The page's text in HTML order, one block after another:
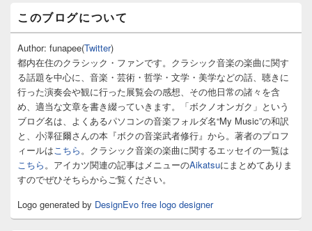
ン
サ
イ
バ
ー
ウ
ィ
ト
エ
ア
このブログについて
Author: funapee(Twitter)
都内在住のクラシック・ファンです。クラシック音楽の楽曲に関す
る話題を中心に、音楽・芸術・哲学・文学・美学などの話、聴きに
行った演奏会や観に行った展覧会の感想、その他日常の諸々を含
め、適当な文章を書き綴っていきます。「ボクノオンガク」という
ブログ名は、よくあるパソコンの音楽フォルダ名“My Music”の和訳
と、小澤征爾さんの本『ボクの音楽武者修行』から。著者のプロフ
ィールは こちら 。クラシック音楽の楽曲に関するエッセイの一覧は
こちら 。アイカツ関連の記事はメニューのAikatsuにまとめてありま
すのでぜひそちらからご覧ください。
Logo generated by DesignEvo free logo designer